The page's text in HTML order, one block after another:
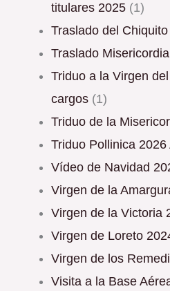
titulares 2025 (1)
Traslado del Chiquito
Traslado
triduo a la Virgen del Gran Poder y jura de
cargos (1)
Triduo de la
Triduo Pollinica
Vídeo de Navidad
Virgen de la
Virgen de la Victoria
Virgen de Loreto
Virgen de los
Visita a la Base